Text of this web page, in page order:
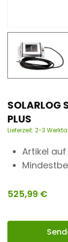
SOLARLOG
PLUS
Lieferzeit: 2-3
Artikel
525,99 €